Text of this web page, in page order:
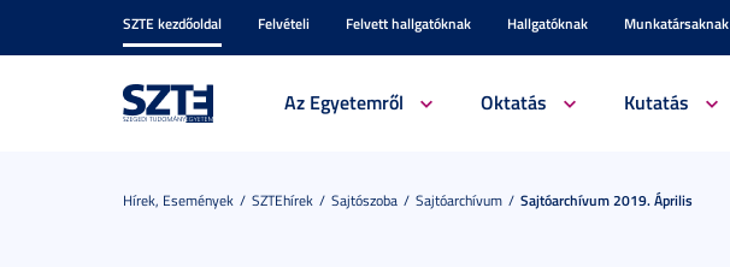
SZTE kezdőoldal Felvételi Felvett hallgatóknak Hallgatóknak Munkatársaknak
Az Egyetemről Oktatás Kutatás
Hírek, Események SZTEhírek Sajtószoba Sajtóarchívum Sajtóarchívum 2019. Április